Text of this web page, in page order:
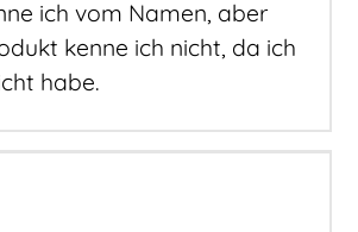
ich vom Namen, aber
kenne ich nicht, da ich
habe.